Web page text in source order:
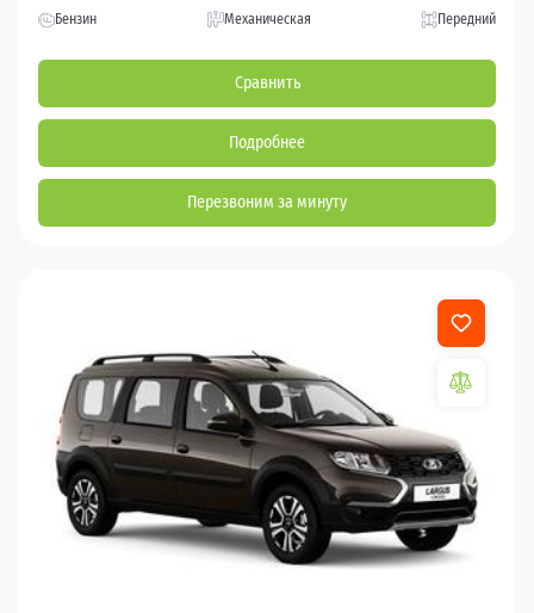
Бензин Механическая Передний
Сравнить
Подробнее
Перезвоним за минуту